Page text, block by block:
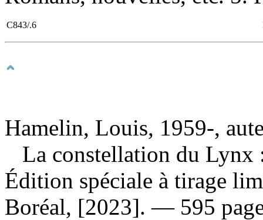
C843/.6
Hamelin, Louis, 1959-,
La constellation du Lynx
Édition spéciale à tirage
Boréal, [2023]. — 595